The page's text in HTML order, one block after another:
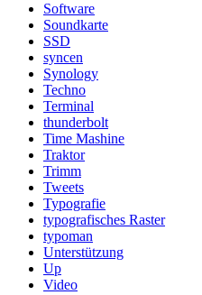
Software
Soundkarte
SSD
syncen
Synology
Techno
Terminal
thunderbolt
Time Mashine
Traktor
Trimm
Tweets
Typografie
typografisches Raster
typoman
Unterstützung
Up
Video